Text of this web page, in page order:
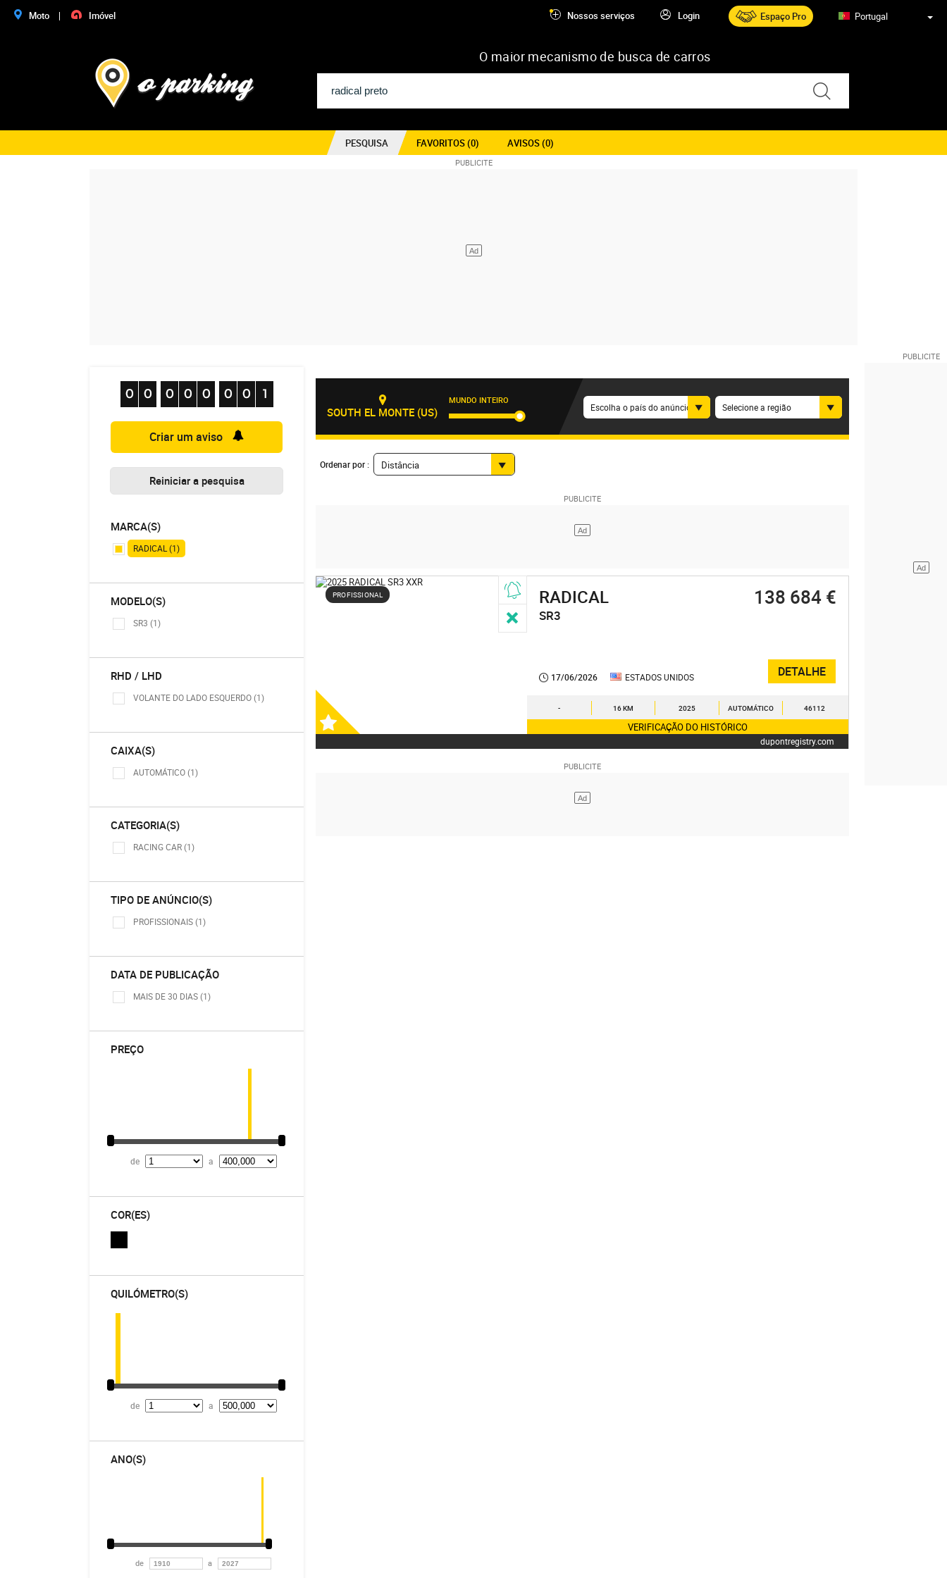
Portugal
Espaço Pro
Login
Nossos serviços
Moto Imóvel
O maior mecanismo de busca de carros
PESQUISA FAVORITOS (0) AVISOS (0)
Criar um aviso
Reiniciar a pesquisa
MARCA(S)
RADICAL (1)
MODELO(S)
SR3 (1)
RHD / LHD
VOLANTE DO LADO ESQUERDO (1)
CAIXA(S)
AUTOMÁTICO (1)
CATEGORIA(S)
RACING CAR (1)
TIPO DE ANÚNCIO(S)
PROFISSIONAIS (1)
DATA DE PUBLICAÇÃO
MAIS DE 30 DIAS (1)
PREÇO
de a
COR(ES)
QUILÓMETRO(S)
de a
ANO(S)
SOUTH EL MONTE (US)
MUNDO INTEIRO
Escolha o país do anúncio Selecione a região
Ordenar por : Distância
PROFISSIONAL RADICAL
SR3
138 684 €
17/06/2026 ESTADOS UNIDOS DETALHE
- 16 KM 2025 AUTOMÁTICO 46112
VERIFICAÇÃO DO HISTÓRICO
dupontregistry.com